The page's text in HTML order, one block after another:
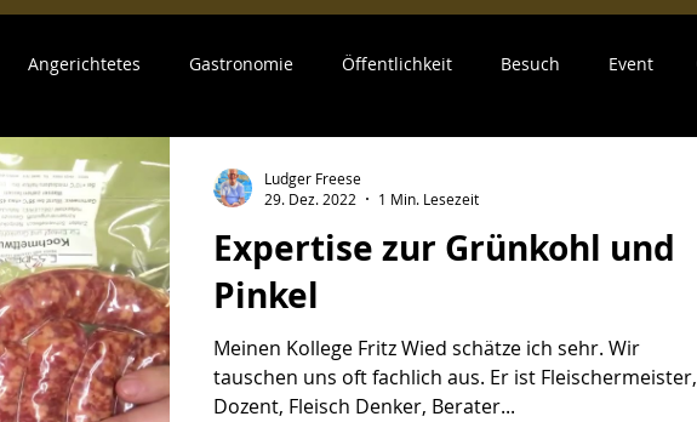
Angerichtetes Gastronomie Öffentlichkeit Besuch Event
Mitarbeiter Neue Produkte
Video
Expertise zur Grünkohl und
Pinkel
Meinen Kollege Fritz Wied schätze ich sehr. Wir
tauschen uns oft fachlich aus. Er ist Fleischermeister,
Dozent, Fleisch Denker, Berater...
Ludger Freese
29. Dez. 2022
1 Min. Lesezeit